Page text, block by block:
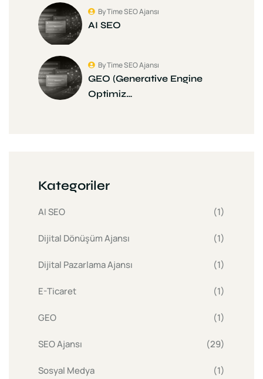
AI SEO
By Time SEO Ajansı
GEO (Generative Engine
Optimiz…
By Time SEO Ajansı
Kategoriler
AI SEO (1)
Dijital Dönüşüm Ajansı (1)
Dijital Pazarlama Ajansı (1)
E-Ticaret (1)
GEO (1)
SEO Ajansı (29)
Sosyal Medya (1)